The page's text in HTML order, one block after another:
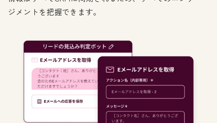
ジメントを把握できます。